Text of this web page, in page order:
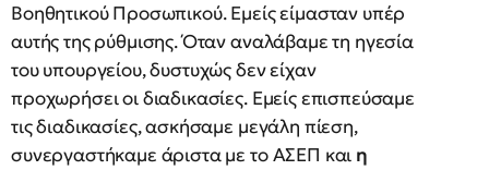
Βοηθητικού Προσωπικού. Εμείς είμασταν υπέρ
αυτής της ρύθμισης. Όταν αναλάβαμε τη ηγεσία
του υπουργείου, δυστυχώς δεν είχαν
προχωρήσει οι διαδικασίες. Εμείς επισπεύσαμε
τις διαδικασίες, ασκήσαμε μεγάλη πίεση,
συνεργαστήκαμε άριστα με το ΑΣΕΠ και η